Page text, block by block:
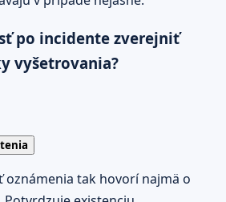
po incidente zverejniť
vyšetrovania?
oznámenia tak hovorí najmä o